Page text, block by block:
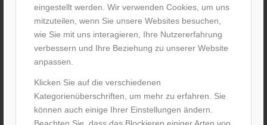
eingestellt werden. Wir verwenden Cookies, um uns
mitzuteilen, wenn Sie unsere Websites besuchen,
wie Sie mit uns interagieren, Ihre Nutzererfahrung
verbessern und Ihre Beziehung zu unserer Website
anpassen.
Klicken Sie auf die verschiedenen
Kategorienüberschriften, um mehr zu erfahren. Sie
können auch einige Ihrer Einstellungen ändern.
Eintrag teilen